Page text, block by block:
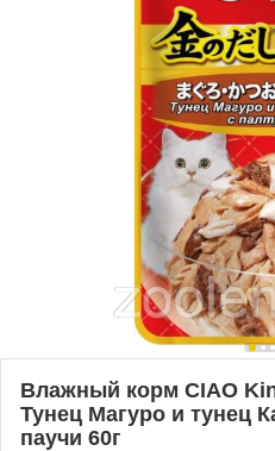
Влажный корм CIAO
Тунец Магуро и тунец
паучи 60г